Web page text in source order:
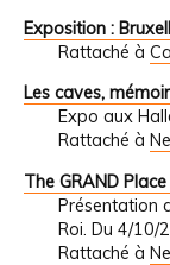
Exposition :
Rattaché à
Les caves,
Expo aux
Rattaché à
The GRAND
Présentation
Roi. Du 4/10/
Rattaché à